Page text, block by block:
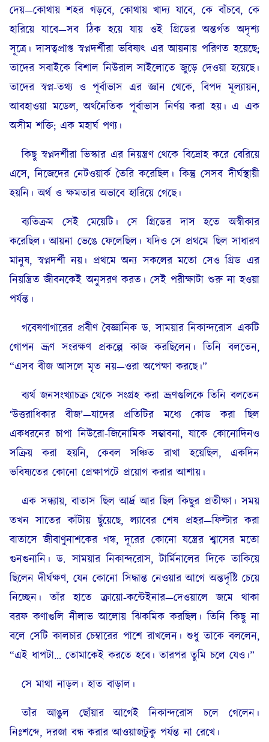
দেয়—কোথায় শহর গড়বে, কোথায় খাদ্য যাবে, কে বাঁচবে, কে
হারিয়ে যাবে—সব ঠিক হয়ে যায় ওই গ্রিডের অন্তর্গত অদৃশ্য
সূত্রে। দাসত্বপ্রাপ্ত স্বপ্নদর্শীরা ভবিষ্যৎ এর আয়নায় পরিণত হয়েছে;
তাদের সবাইকে বিশাল নিউরাল সাইলোতে জুড়ে দেওয়া হয়েছে।
তাদের স্বপ্ন-তথ্য ও পূর্বাভাস এর জ্ঞান থেকে, বিপদ মূল্যায়ন,
আবহাওয়া মডেল, অর্থনৈতিক পূর্বাভাস নির্ণয় করা হয়। এ এক
অসীম শক্তি; এক মহার্ঘ পণ্য।
কিছু স্বপ্নদর্শীরা ভিস্কার এর নিয়ন্ত্রণ থেকে বিদ্রোহ করে বেরিয়ে
এসে, নিজেদের নেটওয়ার্ক তৈরি করেছিল। কিন্তু সেসব দীর্ঘস্থায়ী
হয়নি। অর্থ ও ক্ষমতার অভাবে হারিয়ে গেছে।
ব্যতিক্রম সেই মেয়েটি। সে গ্রিডের দাস হতে অস্বীকার
করেছিল। আয়না ভেঙে ফেলেছিল। যদিও সে প্রথমে ছিল সাধারণ
মানুষ, স্বপ্নদর্শী নয়। প্রথমে অন্য সকলের মতো সেও গ্রিড এর
নিয়ন্ত্রিত জীবনকেই অনুসরণ করত। সেই পরীক্ষাটা শুরু না হওয়া
পর্যন্ত।
গবেষণাগারের প্রবীণ বৈজ্ঞানিক ড. সাময়ার নিকান্দরোস একটি
গোপন ভ্রূণ সংরক্ষণ প্রকল্পে কাজ করছিলেন। তিনি বলতেন,
“এসব বীজ আসলে মৃত নয়—ওরা অপেক্ষা করছে।”
ব্যর্থ জনসংখ্যাচক্র থেকে সংগ্রহ করা ভ্রূণগুলিকে তিনি বলতেন
‘উত্তরাধিকার বীজ’—যাদের প্রতিটির মধ্যে কোড করা ছিল
একধরনের চাপা নিউরো-জিনোমিক সম্ভাবনা, যাকে কোনোদিনও
সক্রিয় করা হয়নি, কেবল সঞ্চিত রাখা হয়েছিল, একদিন
ভবিষ্যতের কোনো প্রেক্ষাপটে প্রয়োগ করার আশায়।
এক সন্ধ্যায়, বাতাস ছিল আর্দ্র আর ছিল কিছুর প্রতীক্ষা। সময়
তখন সাতের কাঁটায় ছুঁয়েছে, ল্যাবের শেষ প্রহর—ফিল্টার করা
বাতাসে জীবাণুনাশকের গন্ধ, দূরের কোনো যন্ত্রের শ্বাসের মতো
গুনগুনানি। ড. সাময়ার নিকান্দরোস, টার্মিনালের দিকে তাকিয়ে
ছিলেন দীর্ঘক্ষণ, যেন কোনো সিদ্ধান্ত নেওয়ার আগে অন্তর্দৃষ্টি চেয়ে
নিচ্ছেন। তাঁর হাতে ক্রায়ো-কন্টেইনার—দেওয়ালে জমে থাকা
বরফ কণাগুলি নীলাভ আলোয় ঝিকমিক করছিল। তিনি কিছু না
বলে সেটি কালচার চেম্বারের পাশে রাখলেন। শুধু তাকে বললেন,
“এই ধাপটা… তোমাকেই করতে হবে। তারপর তুমি চলে যেও।”
সে মাথা নাড়ল। হাত বাড়াল।
তাঁর আঙুল ছোঁয়ার আগেই নিকান্দরোস চলে গেলেন।
নিঃশব্দে, দরজা বন্ধ করার আওয়াজটুকু পর্যন্ত না রেখে।